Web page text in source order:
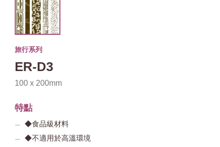
旅行系列
ER-D3
100 x 200mm
特點
◆食品級材料
◆不適用於高溫環境